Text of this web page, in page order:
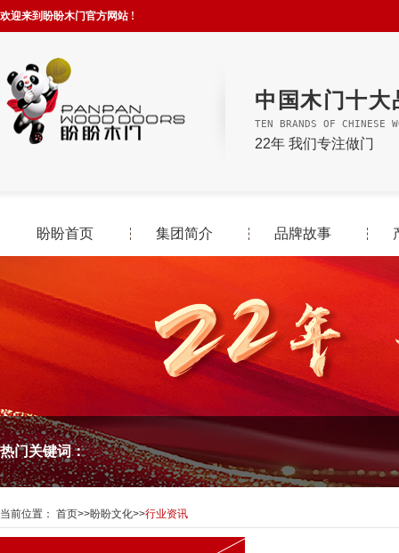
欢迎来到盼盼木门官方网站 !
中国木门十大
TEN BRANDS OF CHINESE
22年 我们专注做门
盼盼首页 集团简介 品牌故事
热门关键词：
当前位置： 首页>>盼盼文化>>行业资讯